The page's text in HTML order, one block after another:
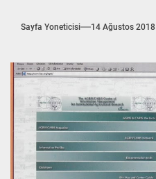
Sayfa Yoneticisi 14 Ağustos 2018